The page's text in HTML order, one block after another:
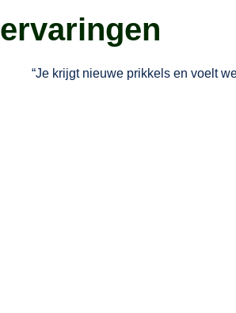
ervaringen
“Je krijgt nieuwe prikkels en voelt